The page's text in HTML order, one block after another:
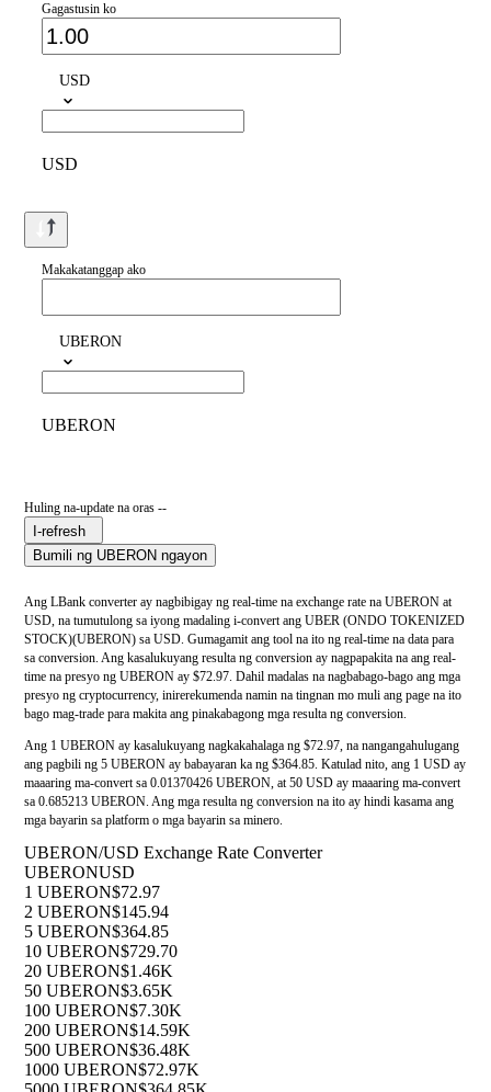
Gagastusin ko
USD
USD
Makakatanggap ako
UBERON
UBERON
Huling na-update na oras --
I-refresh
Bumili ng UBERON ngayon
Ang LBank converter ay nagbibigay ng real-time na exchange rate na UBERON at
USD, na tumutulong sa iyong madaling i-convert ang UBER (ONDO TOKENIZED
STOCK)(UBERON) sa USD. Gumagamit ang tool na ito ng real-time na data para
sa conversion. Ang kasalukuyang resulta ng conversion ay nagpapakita na ang real-
time na presyo ng UBERON ay $72.97. Dahil madalas na nagbabago-bago ang mga
presyo ng cryptocurrency, inirerekumenda namin na tingnan mo muli ang page na ito
bago mag-trade para makita ang pinakabagong mga resulta ng conversion.
Ang 1 UBERON ay kasalukuyang nagkakahalaga ng $72.97, na nangangahulugang
ang pagbili ng 5 UBERON ay babayaran ka ng $364.85. Katulad nito, ang 1 USD ay
maaaring ma-convert sa 0.01370426 UBERON, at 50 USD ay maaaring ma-convert
sa 0.685213 UBERON. Ang mga resulta ng conversion na ito ay hindi kasama ang
mga bayarin sa platform o mga bayarin sa minero.
UBERON/USD Exchange Rate Converter
UBERONUSD
1 UBERON$72.97
2 UBERON$145.94
5 UBERON$364.85
10 UBERON$729.70
20 UBERON$1.46K
50 UBERON$3.65K
100 UBERON$7.30K
200 UBERON$14.59K
500 UBERON$36.48K
1000 UBERON$72.97K